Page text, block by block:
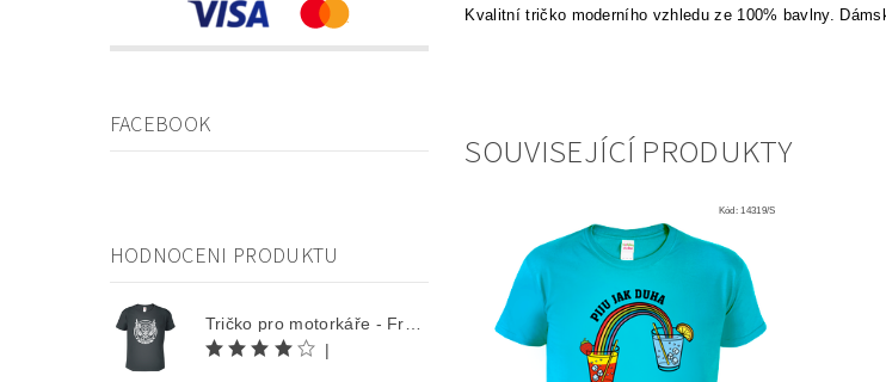
FACEBOOK
HODNOCENI PRODUKTU
|
Kvalitní tričko moderního vzhledu ze 100% bavlny.
SOUVISEJÍCÍ PRODUKTY
Kód:14319/S